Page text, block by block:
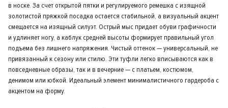
в носке. За счет открытой пятки и регулируемого ремешка с изящной
золотистой пряжкой посадка остается стабильной, а визуальный акцент
смещается на изящный силуэт. Острый мыс придает обуви графичности
и удлиняет ногу, а каблук средней высоты формирует правильный угол
подъема без лишнего напряжения. Чистый оттенок — универсальный, не
привязанный к сезону или стилю. Эти туфли легко вписываются как в
повседневные образы, так и в вечерние — с платьем, костюмом,
денимом или юбкой. Идеальный элемент минималистичного гардероба с
акцентом на форму.